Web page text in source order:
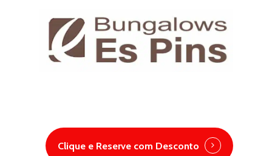
Clique e Reserve com Desconto